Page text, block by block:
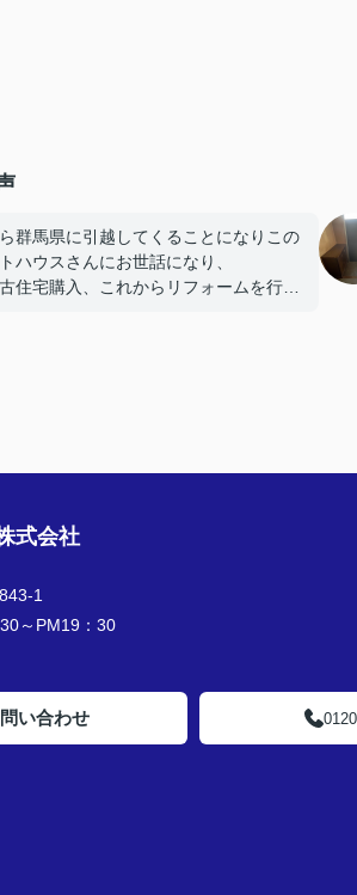
群馬県に引越してくることになりこの
ハウスさんにお世話になり、
住宅購入、これからリフォームを行い
式会社
1
～PM19：30
い合わせ